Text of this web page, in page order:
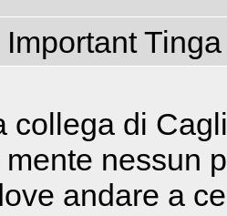
Important
collega di
nessun
andare a